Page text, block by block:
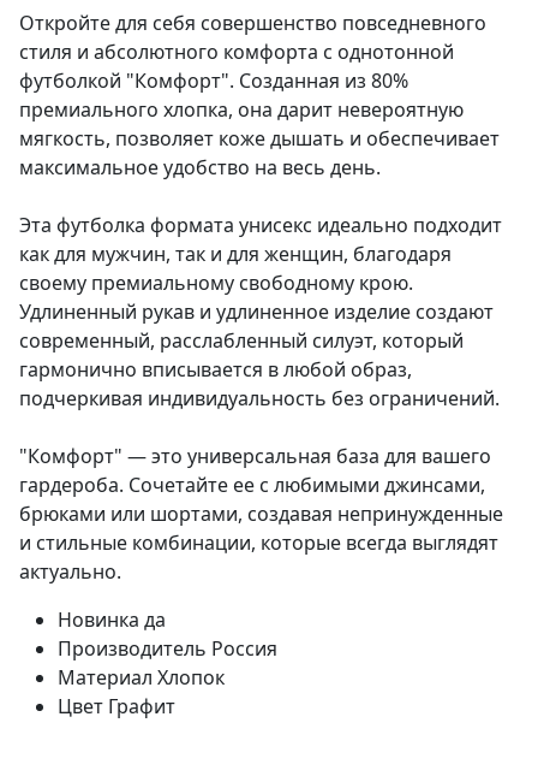
Откройте для себя совершенство повседневного
стиля и абсолютного комфорта с однотонной
футболкой "Комфорт". Созданная из 80%
премиального хлопка, она дарит невероятную
мягкость, позволяет коже дышать и обеспечивает
максимальное удобство на весь день.
Эта футболка формата унисекс идеально подходит
как для мужчин, так и для женщин, благодаря
своему премиальному свободному крою.
Удлиненный рукав и удлиненное изделие создают
современный, расслабленный силуэт, который
гармонично вписывается в любой образ,
подчеркивая индивидуальность без ограничений.
"Комфорт" — это универсальная база для вашего
гардероба. Сочетайте ее с любимыми джинсами,
брюками или шортами, создавая непринужденные
и стильные комбинации, которые всегда выглядят
актуально.
Новинка да
Производитель Россия
Материал Хлопок
Цвет Графит